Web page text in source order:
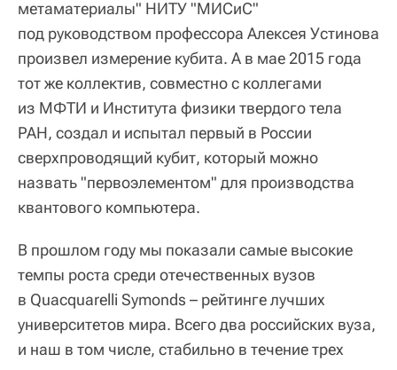
метаматериалы" НИТУ "МИСиС"
под руководством профессора Алексея Устинова
произвел измерение кубита. А в мае 2015 года
тот же коллектив, совместно с коллегами
из МФТИ и Института физики твердого тела
РАН, создал и испытал первый в России
сверхпроводящий кубит, который можно
назвать "первоэлементом" для производства
квантового компьютера.
В прошлом году мы показали самые высокие
темпы роста среди отечественных вузов
в Quacquarelli Symonds – рейтинге лучших
университетов мира. Всего два российских вуза,
и наш в том числе, стабильно в течение трех